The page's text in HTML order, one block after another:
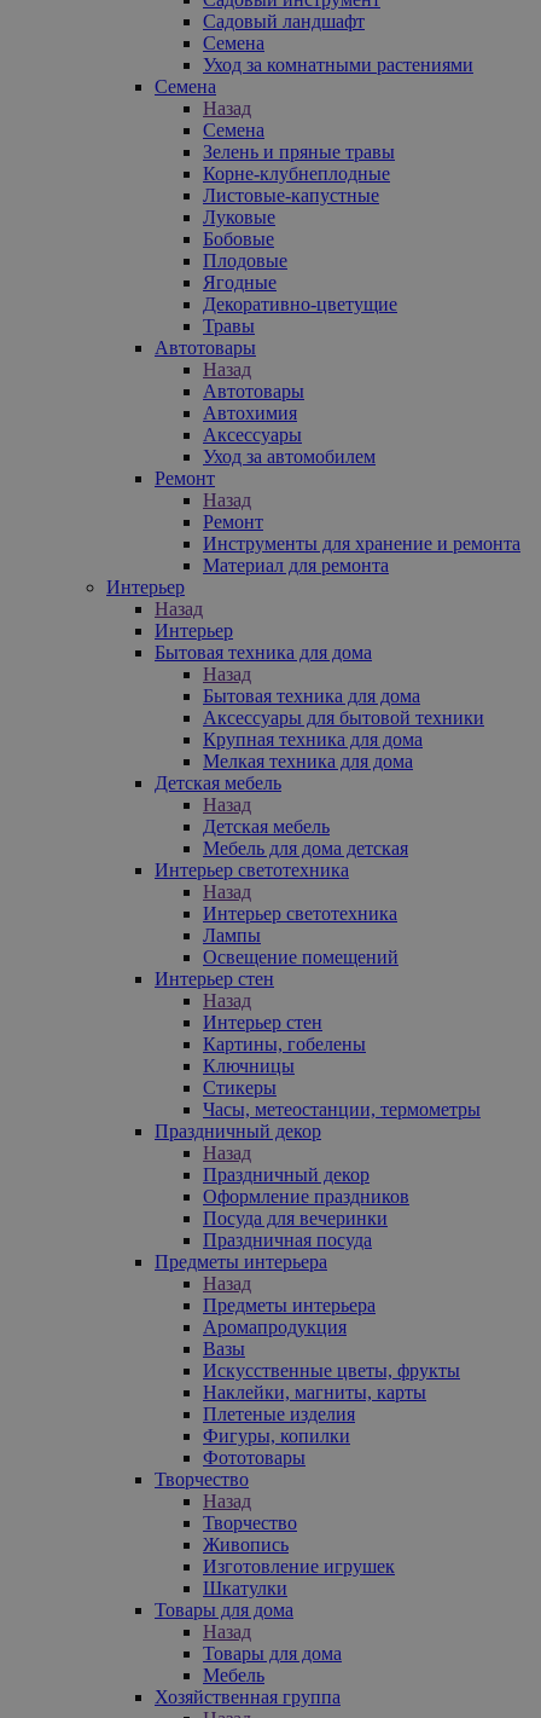
Садовый ландшафт
Семена
Уход за комнатными растениями
Семена
Назад
Семена
Зелень и пряные травы
Корне-клубнеплодные
Листовые-капустные
Луковые
Бобовые
Плодовые
Ягодные
Декоративно-цветущие
Травы
Автотовары
Назад
Автотовары
Автохимия
Аксессуары
Уход за автомобилем
Ремонт
Назад
Ремонт
Инструменты для хранение и ремонта
Материал для ремонта
Интерьер
Назад
Интерьер
Бытовая техника для дома
Назад
Бытовая техника для дома
Аксессуары для бытовой техники
Крупная техника для дома
Мелкая техника для дома
Детская мебель
Назад
Детская мебель
Мебель для дома детская
Интерьер светотехника
Назад
Интерьер светотехника
Лампы
Освещение помещений
Интерьер стен
Назад
Интерьер стен
Картины, гобелены
Ключницы
Стикеры
Часы, метеостанции, термометры
Праздничный декор
Назад
Праздничный декор
Оформление праздников
Посуда для вечеринки
Праздничная посуда
Предметы интерьера
Назад
Предметы интерьера
Аромапродукция
Вазы
Искусственные цветы, фрукты
Наклейки, магниты, карты
Плетеные изделия
Фигуры, копилки
Фототовары
Творчество
Назад
Творчество
Живопись
Изготовление игрушек
Шкатулки
Товары для дома
Назад
Товары для дома
Мебель
Хозяйственная группа